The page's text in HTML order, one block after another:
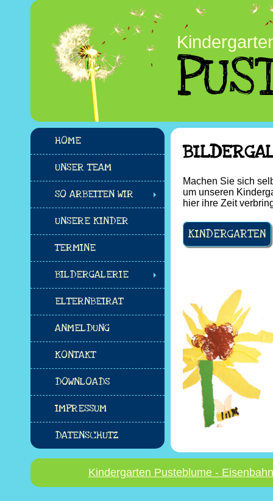
HOME
UNSER TEAM
SO ARBEITEN WIR
UNSERE KINDER
TERMINE
BILDERGALERIE
ELTERNBEIRAT
ANMELDUNG
KONTAKT
DOWNLOADS
IMPRESSUM
DATENSCHUTZ
Machen Sie sich
um unseren
hier ihre Zeit
KINDERGARTEN
Kindergarten Pusteblume -